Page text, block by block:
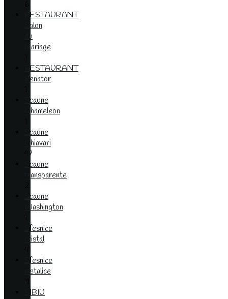
RESTAURANT
Salon
du
Mariage
RESTAURANT
Senator
Scaune
Chameleon
Scaune
Chiavari
47
Scaune
transparente
Scaune
Washington
Sfesnice
cristal
Sfesnice
metalice
SIBIU